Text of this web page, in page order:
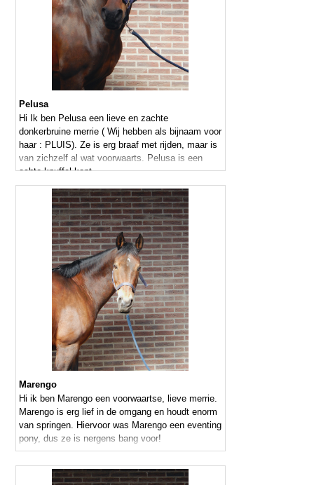
Pelusa
Hi Ik ben Pelusa een lieve en zachte
donkerbruine merrie ( Wij hebben als bijnaam voor
haar : PLUIS). Ze is erg braaf met rijden, maar is
van zichzelf al wat voorwaarts. Pelusa is een
echte knuffel kont.
Marengo
Hi ik ben Marengo een voorwaartse, lieve merrie.
Marengo is erg lief in de omgang en houdt enorm
van springen. Hiervoor was Marengo een eventing
pony, dus ze is nergens bang voor!